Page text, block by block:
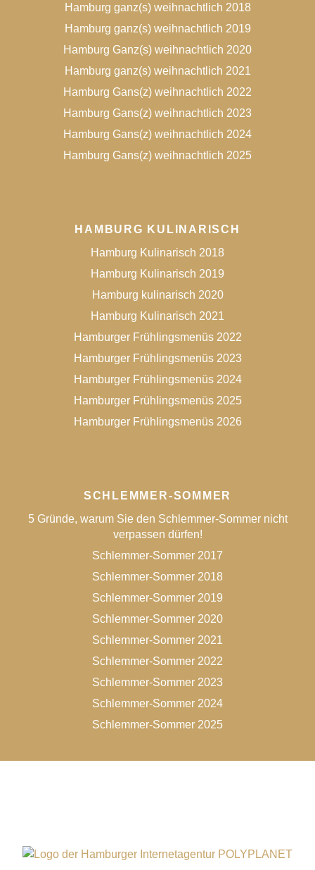
Hamburg ganz(s) weihnachtlich 2018
Hamburg ganz(s) weihnachtlich 2019
Hamburg Ganz(s) weihnachtlich 2020
Hamburg ganz(s) weihnachtlich 2021
Hamburg Gans(z) weihnachtlich 2022
Hamburg Gans(z) weihnachtlich 2023
Hamburg Gans(z) weihnachtlich 2024
Hamburg Gans(z) weihnachtlich 2025
HAMBURG KULINARISCH
Hamburg Kulinarisch 2018
Hamburg Kulinarisch 2019
Hamburg kulinarisch 2020
Hamburg Kulinarisch 2021
Hamburger Frühlingsmenüs 2022
Hamburger Frühlingsmenüs 2023
Hamburger Frühlingsmenüs 2024
Hamburger Frühlingsmenüs 2025
Hamburger Frühlingsmenüs 2026
SCHLEMMER-SOMMER
5 Gründe, warum Sie den Schlemmer-Sommer nicht
verpassen dürfen!
Schlemmer-Sommer 2017
Schlemmer-Sommer 2018
Schlemmer-Sommer 2019
Schlemmer-Sommer 2020
Schlemmer-Sommer 2021
Schlemmer-Sommer 2022
Schlemmer-Sommer 2023
Schlemmer-Sommer 2024
Schlemmer-Sommer 2025